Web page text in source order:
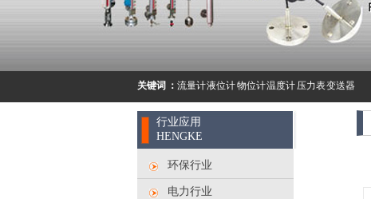
关键词 ： 流量计 液位计 物位计 温度计 压力表 变送器
行业应用
HENGKE
环保行业
电力行业